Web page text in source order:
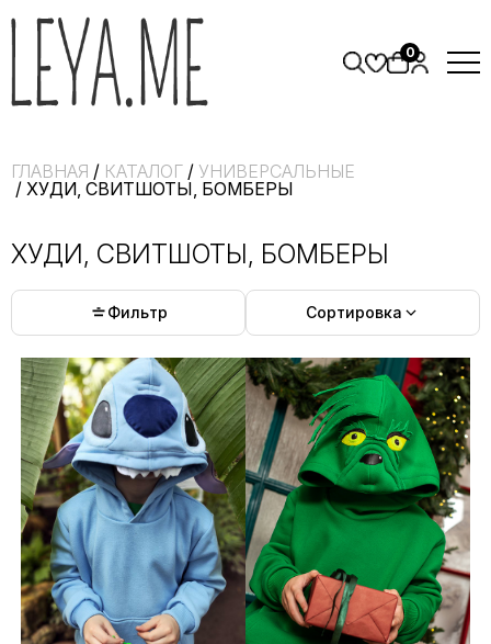
0
ГЛАВНАЯ / КАТАЛОГ / УНИВЕРСАЛЬНЫЕ
/ ХУДИ, СВИТШОТЫ, БОМБЕРЫ
ХУДИ, СВИТШОТЫ, БОМБЕРЫ
Фильтр Сортировка